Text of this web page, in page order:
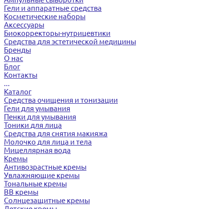
Гели и аппаратные средства
Косметические наборы
Аксессуары
Биокорректоры-нутрицевтики
Средства для эстетической медицины
Бренды
О нас
Блог
Контакты
...
Каталог
Средства очищения и тонизации
Гели для умывания
Пенки для умывания
Тоники для лица
Средства для снятия макияжа
Молочко для лица и тела
Мицеллярная вода
Кремы
Антивозрастные кремы
Увлажняющие кремы
Тональные кремы
BB кремы
Солнцезащитные кремы